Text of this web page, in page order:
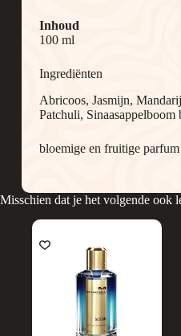
Inhoud
100 ml
Ingrediënten
Abricoos, Jasmijn,
Patchuli, Sinaasappelboom
bloemige en fruitige parfum
Misschien dat je het volgende ook